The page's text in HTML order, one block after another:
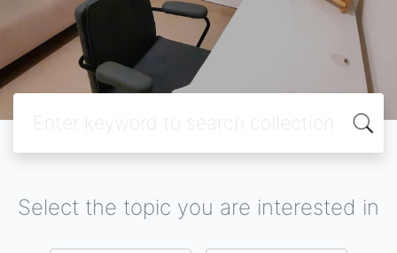
Select the topic you are interested in